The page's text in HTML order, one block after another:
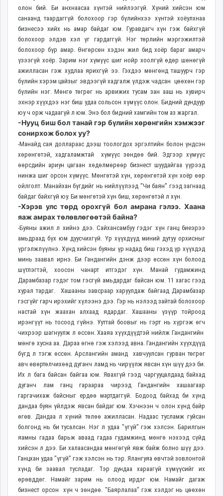
олон бий. Би анхнаасаа хүнтэй нийлээгүй. Хүний хийсэн юм
санаанд таардаггүй болохоор гэр бүлийнхээ хүнтэй хоёулхнаа
бизнесээ хийх нь амар байдаг юм. Гуравдагч хүн гэж байхгүй
болохоор элдэв хэл үг гардаггүй. Нэг төрлийн мэргэжилтэй
болохоор бүр амар. Өнгөрсөн хэдэн жил бид хоёр бараг амарч
үзээгүй хоёр. Зарим нэг хүмүүс шиг нойр хоолгүй өдөр шөнөгүй
ажилласан гэж худлаа ярихгүй ээ. Гэхдээ мөнгөнд ташуурч гэр
бүлийн хэрэм цайзыг эвдээгүй хадгалж үлдэж чадсан цөөхөн гэр
бүлийн нэг. Мөнгө төгрөг нь арвижих тусам зан ааш нь хувирч
эхнэр хүүхдээ нэг биш удаа сольсон хүмүүс олон. Бидний дундуур
юу ч орж чадаагүй л юм. Энэ бол бидний хамгийн том аз жаргал.
-Нууц биш бол танай гэр бүлийн хөрөнгийн хэмжээг
сонирхож болох уу?
-Манайд сая доллараас дээш тоологдох эргэлтийн болон үндсэн
хөрөнгөтэй, хадгаламжтай хүмүүс зөндөө бий. Эдгээр хүмүүс
өөрсдийн ариун цагаан хөдөлмөрөөр бизнест шуудайгаа үүрээд
нинжа шиг орсон хүмүүс. Мөнгөтэй хүн, хөрөнгөтэй хүн хоёр өөр
ойлголт. Манайхан бүгдийг нь нийлүүлээд "Чи баян” гээд загнаад
байдаг байхгүй юу. Би мөнгөтэй хүн биш, хөрөнгөтэй л хүн.
-Хэрэв улс төрд орохгүй бол амрана гэлээ. Хаана
яаж амрах төлөвлөгөөтэй байна?
-Буяны ажил л хийнэ дээ. Сайхансамбуу гэдэг хүн ганц биеэрээ
амьдраад бүх юм дуусчихгүй. Үр хүүхдүүд миний дутуу орхисныг
үргэлжлүүлнэ. Хүнд хийсэн буяны үр надад биш гэхэд үр хүүхдэд
минь заавал ирнэ. Би Гандангийн дэнж дээр өссөн хүн болоод
шүтлэгтэй, хоосон чанарт итгэдэг хүн. Манай гудамжинд
Дарамбазар гэдэг том гэсгүй амьдардаг байсан юм. 11 хагас гээд
хурал тардаг. Хашааны завсраар харуулдаж байгаад Дарамбазар
гэсгүйг гарч ирэхийг хүлээнэ дээ. Гэр нь нэлээд зайтай болохоор
настай хүн жаахан алхаад ядардаг. Хашааны үзүүр тойроод
ирэнгүүт нь тосоод гүйнэ. Ууттай боовыг нь гэрт нь хүргэж өгч
чихрээр шагнуулж л өссөн. Хааяа хүүхдүүдтэй нийлж Гандангийн
мөнгө хусна аа. Дараа өгнө гэж хэлээд авна. Гандангийн хүүхдүүд
бүгд л тэгж өссөн. Арслангийн аманд хавчуулсан гурван төгрөг
авч өвөртөлчихөөд дуганч ламд нь чирүүлж явсан хүн шүү дээ би.
Их л бага байсан байгаа юм. Явахгүй гээд чаргууцалдаад байхад
дуганч лам ганц гараараа чирээд Гандангийн хашаагаар
гаргачихаж байсныг ердөө мартдаггүй. Бодоод байхад би хүнд
дандаа буян үйлдэж явсан байдаг юм. Хэчнээн ч олон хүнд байр
өгөв. Дандаа л хүний төлөө ажилласан. Надаас тусламж гуйсан
болгонд нь би тусалсан. Нэг л удаа "үгүй” гэж хэлсэн. Барилгын
яамны гадаа барьж аваад гадаа гудамжинд мөнгө нэхээд сүйд
хийсэн л дээ. Би халаасандаа мөнгөгүй явж байж болно шүү дээ.
Ганцхан удаа "үгүй” гэж хэлсэн нь тэр. Ялангуяа өвчтэй зовлонтой
хүнд би заавал тусладаг. Тэр дундаа хараагүй хүмүүсийг их
өрөвддөг. Намайг зарим нь олоод ирдэг юм. Намайг дагаж
бизнест орсон хүн ч зөндөө. "Баярлалаа” гэж хэлдэг нь цөөхөн